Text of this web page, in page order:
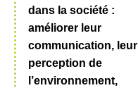
dans la société :
améliorer leur
communication, leur
perception de
l’environnement,